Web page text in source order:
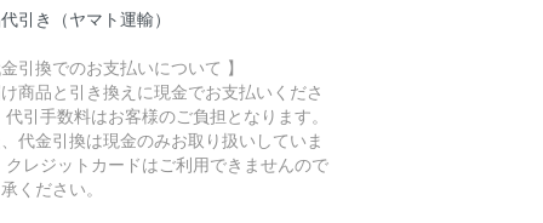
引き（ヤマト運輸）
金引換でのお支払いについて 】
商品と引き換えに現金でお支払いくださ
代引手数料はお客様のご負担となります。
代金引換は現金のみお取り扱いしていま
クレジットカードはご利用できませんので
ください。